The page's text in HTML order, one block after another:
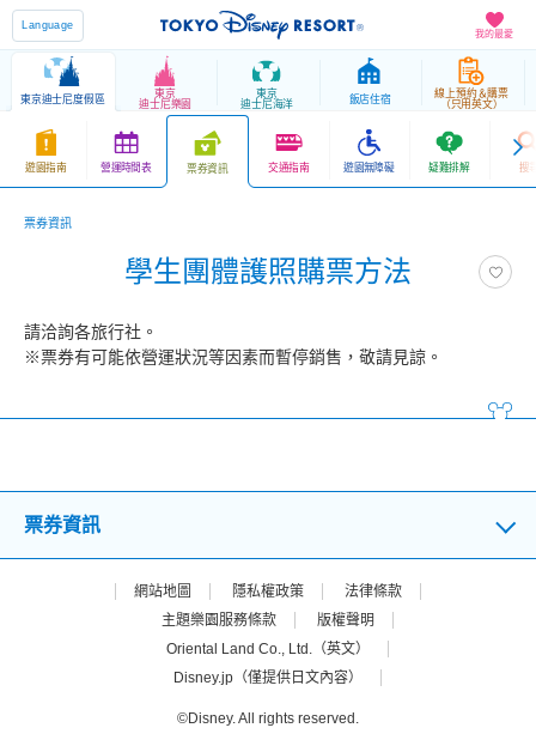
我的最愛
Language
東京迪士尼度假區
東京
迪士尼樂園
東京
迪士尼海洋
飯店住宿
線上預約＆購票
（只用英文）
遊園指南 營運時間表 票券資訊 交通指南 遊園無障礙 疑難排解 搜
票券資訊
學生團體護照購票方法
請洽詢各旅行社。
※票券有可能依營運狀況等因素而暫停銷售，敬請見諒。
票券資訊
網站地圖 隱私權政策
法律條款
主題樂園服務條款
版權聲明
Oriental Land Co., Ltd.（英文）
Disney.jp（僅提供日文內容）
©Disney. All rights reserved.